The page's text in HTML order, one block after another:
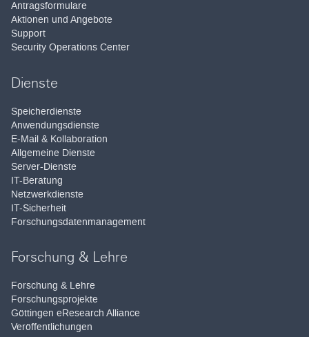
Antragsformulare
Aktionen und Angebote
Support
Security Operations Center
Dienste
Speicherdienste
Anwendungsdienste
E-Mail & Kollaboration
Allgemeine Dienste
Server-Dienste
IT-Beratung
Netzwerkdienste
IT-Sicherheit
Forschungsdatenmanagement
Forschung & Lehre
Forschung & Lehre
Forschungsprojekte
Göttingen eResearch Alliance
Veröffentlichungen